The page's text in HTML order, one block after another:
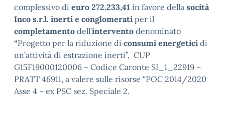
complessivo di euro 272.233,41 in favore della socità
Inco s.r.l. inerti e conglomerati per il
completamento dell’intervento denominato
“Progetto per la riduzione di consumi energetici di
un’attività di estrazione inerti”, CUP
G15F19000120006 – Codice Caronte SI_1_22919 –
PRATT 46911, a valere sulle risorse “POC 2014/2020
Asse 4 – ex PSC sez. Speciale 2.